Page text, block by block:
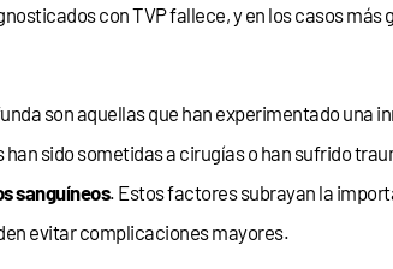
con TVP fallece, y en los casos
son aquellas que han experimentado una
sido sometidas a cirugías o han sufrido
sanguíneos. Estos factores subrayan la
evitar complicaciones mayores.